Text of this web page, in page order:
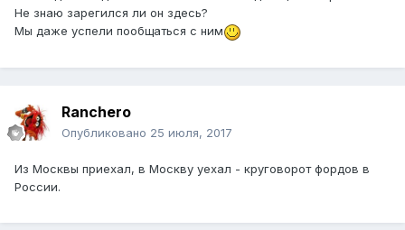
Не знаю зарегился ли он здесь?
Мы даже успели пообщаться с ним
Ranchero
Опубликовано 25 июля, 2017
Из Москвы приехал, в Москву уехал - круговорот фордов в
России.